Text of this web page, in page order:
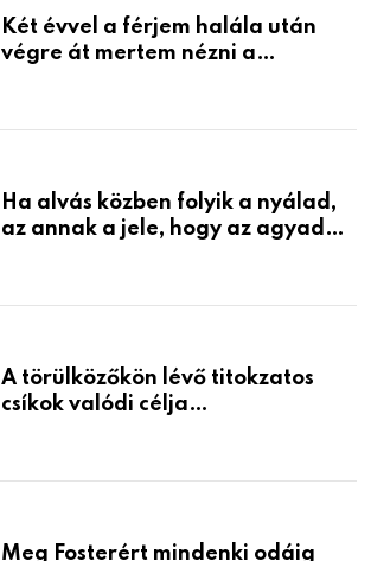
Két évvel a férjem halála után
végre át mertem nézni a
életemet
Ha alvás közben folyik a nyálad,
az annak a jele, hogy az agyad…
A törülközőkön lévő titokzatos
csíkok valódi célja…
Meg Fosterért mindenki odáig